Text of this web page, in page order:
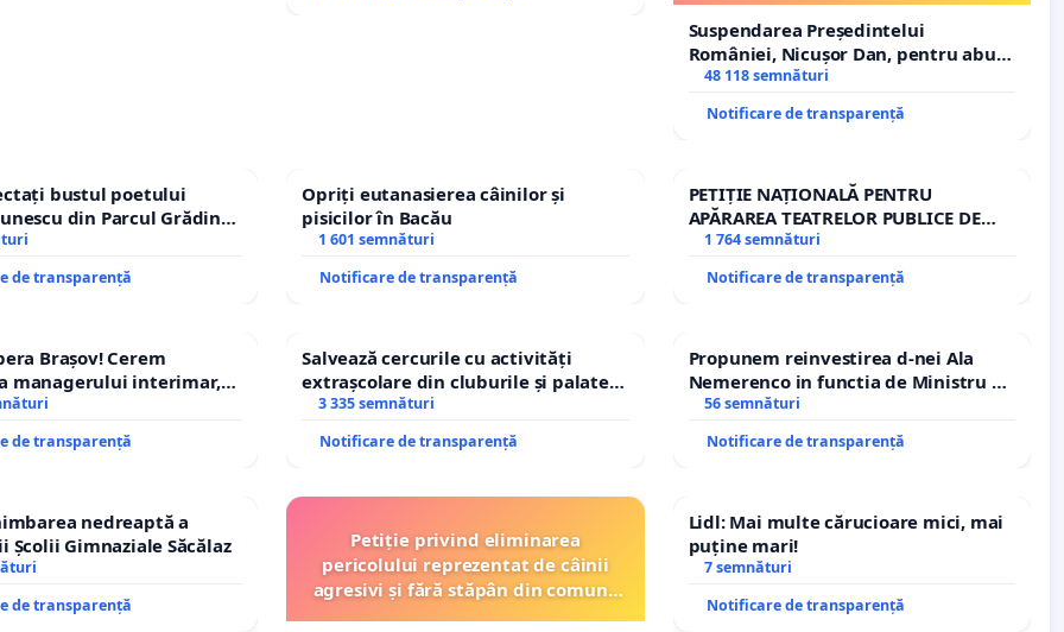
Suspendarea Președintelui
României, Nicușor Dan, pentru abuz
de funcție și discreditarea statului
48 118 semnături
Notificare de transparență
bustul poetului
din Parcul Grădina
cenzurii culturale!
de transparență
Opriți eutanasierea câinilor și
pisicilor în Bacău
1 601 semnături
Notificare de transparență
PETIȚIE NAȚIONALĂ PENTRU
APĂRAREA TEATRELOR PUBLICE DE
REPERTORIU DIN ROMÂNIA
1 764 semnături
Notificare de transparență
Brașov! Cerem
managerului interimar,
Marius!
de transparență
Salvează cercurile cu activități
extrașcolare din cluburile și palatele
copiilor
3 335 semnături
Notificare de transparență
Propunem reinvestirea d-nei Ala
Nemerenco in functia de Ministru al
Sanatatii
56 semnături
Notificare de transparență
nedreaptă a
Școlii Gimnaziale Săcălaz
de transparență
Petiție privind eliminarea
pericolului reprezentat de câinii
agresivi și fără stăpân din comuna
Lidl: Mai multe cărucioare mici, mai
puține mari!
7 semnături
Notificare de transparență